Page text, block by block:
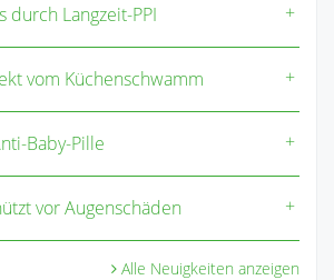
durch Langzeit-PPI
vom Küchenschwamm
Baby-Pille
vor Augenschäden
Alle Neuigkeiten anzeigen